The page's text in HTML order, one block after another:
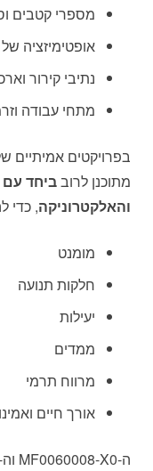
מספרי קטבים
אופטימיזציה
נתיבי קירור
מתחי עבודה
בפרויקטים אמיתיים
מתוכנן לרובביחד עם
והאלקטרוניקה, כדי
מומנט
חלקות תנועה
יעילות
ממדים
מרווח תרמי
אורך חיים